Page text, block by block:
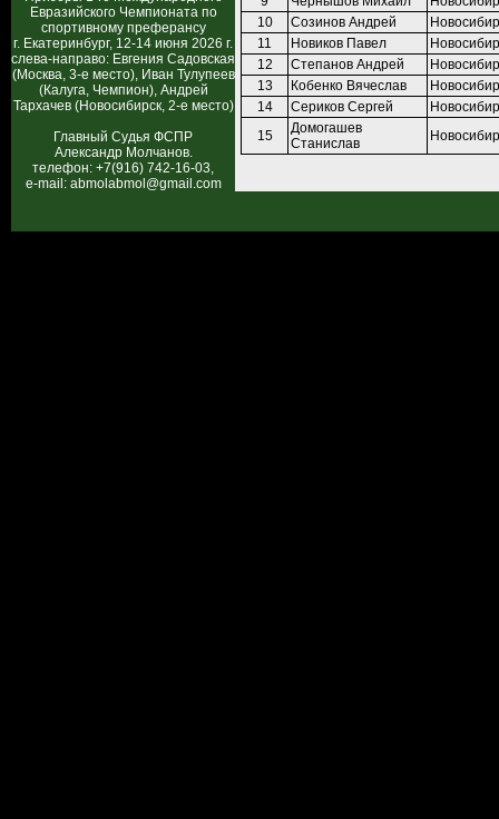
Евразийского Чемпионата по
спортивному преферансу
г. Екатеринбург, 12-14 июня 2026 г.
слева-направо: Евгения Садовская
(Москва, 3-е место), Иван Тулупеев
(Калуга, Чемпион), Андрей
Тархачев (Новосибирск, 2-е место)
Главный Судья ФСПР
Александр Молчанов.
телефон: +7(916) 742-16-03,
e-mail: abmolabmol@gmail.com
10
Созинов Андрей
11
Новиков Павел
12
Степанов Андрей
13
Кобенко Вячеслав
14
Сериков Сергей
15
Домогашев
Станислав